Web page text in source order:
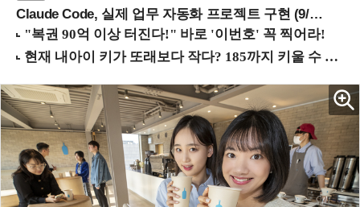
Claude Code, 실제 업무 자동화 프로젝트 구현 (9/16 ~17 강남역)